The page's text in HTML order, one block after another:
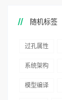
随机标签
过孔属性
系统架构
模型编译